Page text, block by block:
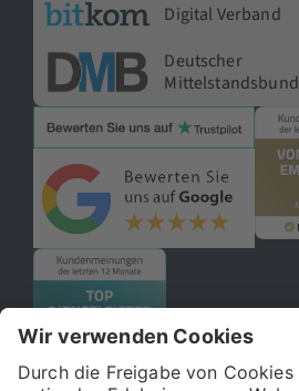
Digital Verband
Deutscher
Mittelstandsbund